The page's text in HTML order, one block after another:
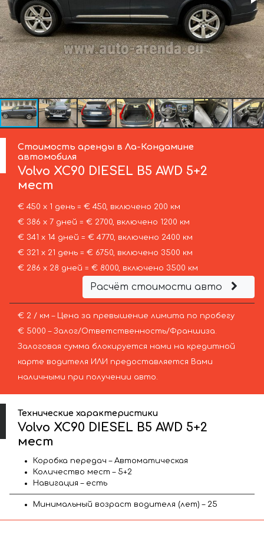
Стоимость аренды в Ла-Кондамине
автомобиля
Volvo XC90 DIESEL B5 AWD 5+2
мест
€ 450 х 1 день = € 450, включено 200 км
€ 386 х 7 дней = € 2700, включено 1200 км
€ 341 х 14 дней = € 4770, включено 2400 км
€ 321 х 21 день = € 6750, включено 3500 км
€ 286 х 28 дней = € 8000, включено 3500 км
Расчёт стоимости авто
€ 2 / км – Цена за превышение лимита по пробегу
€ 5000 – Залог/Ответственность/Франшиза.
Залоговая сумма блокируется нами на кредитной
карте водителя ИЛИ предоставляется Вами
наличными при получении авто.
Технические характеристики
Volvo XC90 DIESEL B5 AWD 5+2
мест
Коробка передач – Автоматическая
Количество мест – 5+2
Навигация – есть
Минимальный возраст водителя (лет) – 25